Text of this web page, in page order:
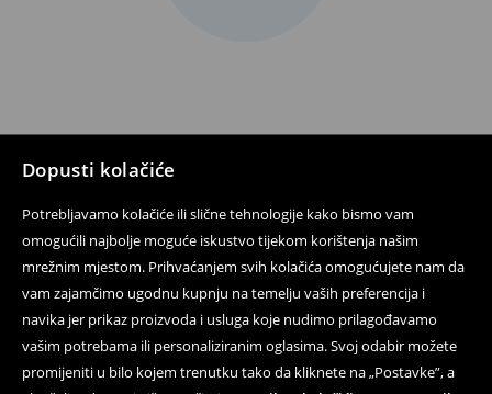
Dopusti kolačiće
Potrebljavamo kolačiće ili slične tehnologije kako bismo vam
omogućili najbolje moguće iskustvo tijekom korištenja našim
mrežnim mjestom. Prihvaćanjem svih kolačića omogućujete nam da
vam zajamčimo ugodnu kupnju na temelju vaših preferencija i
navika jer prikaz proizvoda i usluga koje nudimo prilagođavamo
vašim potrebama ili personaliziranim oglasima. Svoj odabir možete
promijeniti u bilo kojem trenutku tako da kliknete na „Postavke”, a
Prati nas
Pomoć i kontakt
On-line kupovina